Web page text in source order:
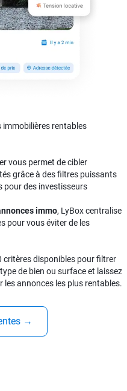
immobilières rentables
vous permet de cibler
grâce à des filtres puissants
pour des investisseurs
immo, LyBox centralise
pour vous éviter de les
critères disponibles pour filtrer
de bien ou surface et laissez
annonces les plus rentables.
→